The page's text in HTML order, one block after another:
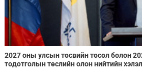
2027 оны улсын төсвийн төсөл болон
тодотголын төслийн олон нийтийн